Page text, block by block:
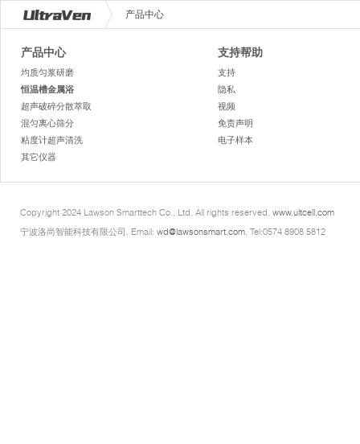
产品中心
产品中心
均质匀浆研磨
恒温槽金属浴
超声破碎分散萃取
混匀离心筛分
粘度计超声清洗
其它仪器
支持帮助
支持
隐私
视频
免责声明
电子样本
Copyright 2024 Lawson Smarttech Co., Ltd. All rights reserved. www.ultcell.com
宁波洛尚智能科技有限公司. Email: wd@lawsonsmart.com . Tel:0574 8908 5812